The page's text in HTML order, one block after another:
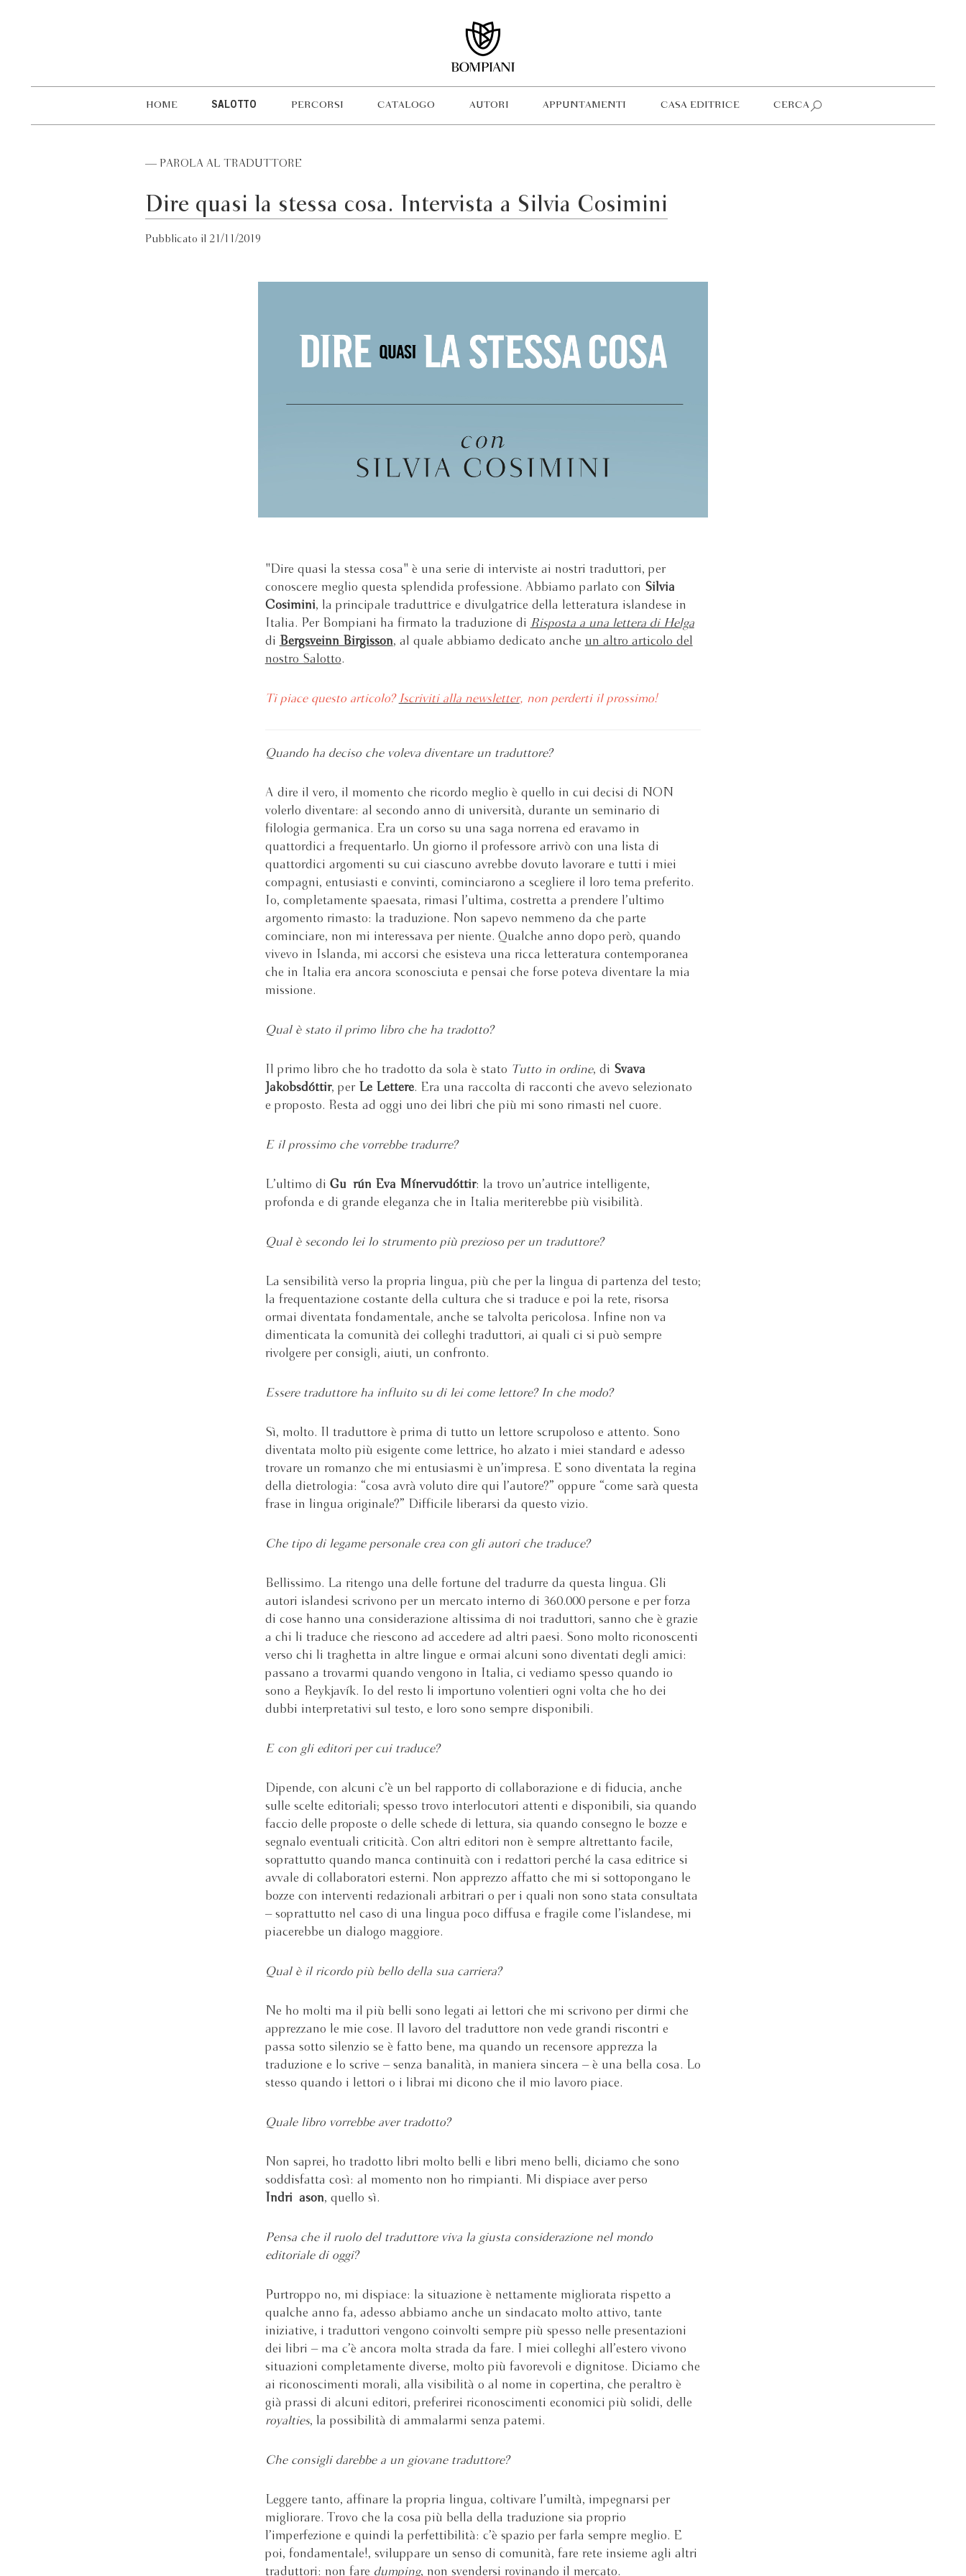
HOME SALOTTO PERCORSI CATALOGO AUTORI APPUNTAMENTI CASA EDITRICE CERCA
— PAROLA AL TRADUTTORE
Dire quasi la stessa cosa. Intervista a Silvia Cosimini
Pubblicato il 21/11/2019
"Dire quasi la stessa cosa" è una serie di interviste ai nostri traduttori, per
conoscere meglio questa splendida professione. Abbiamo parlato con Silvia
Cosimini, la principale traduttrice e divulgatrice della letteratura islandese in
Italia. Per Bompiani ha firmato la traduzione di Risposta a una lettera di Helga
di
Bergsveinn Birgisson, al quale abbiamo dedicato anche un altro articolo del
nostro Salotto.
Ti piace questo articolo? Iscriviti alla newsletter, non perderti il prossimo!
Quando ha deciso che voleva diventare un traduttore?
A dire il vero, il momento che ricordo meglio è quello in cui decisi di NON
volerlo diventare: al secondo anno di università, durante un seminario di
filologia germanica. Era un corso su una saga norrena ed eravamo in
quattordici a frequentarlo. Un giorno il professore arrivò con una lista di
quattordici argomenti su cui ciascuno avrebbe dovuto lavorare e tutti i miei
compagni, entusiasti e convinti, cominciarono a scegliere il loro tema preferito.
Io, completamente spaesata, rimasi l’ultima, costretta a prendere l’ultimo
argomento rimasto: la traduzione. Non sapevo nemmeno da che parte
cominciare, non mi interessava per niente. Qualche anno dopo però, quando
vivevo in Islanda, mi accorsi che esisteva una ricca letteratura contemporanea
che in Italia era ancora sconosciuta e pensai che forse poteva diventare la mia
missione.
Qual è stato il primo libro che ha tradotto?
Il primo libro che ho tradotto da sola è stato Tutto in ordine, di Svava
Jakobsdóttir, per Le Lettere. Era una raccolta di racconti che avevo selezionato
e proposto. Resta ad oggi uno dei libri che più mi sono rimasti nel cuore.
E il prossimo che vorrebbe tradurre?
L’ultimo di Guðrún Eva Mínervudóttir: la trovo un’autrice intelligente,
profonda e di grande eleganza che in Italia meriterebbe più visibilità.
Qual è secondo lei lo strumento più prezioso per un traduttore?
La sensibilità verso la propria lingua, più che per la lingua di partenza del testo;
la frequentazione costante della cultura che si traduce e poi la rete, risorsa
ormai diventata fondamentale, anche se talvolta pericolosa. Infine non va
dimenticata la comunità dei colleghi traduttori, ai quali ci si può sempre
rivolgere per consigli, aiuti, un confronto.
Essere traduttore ha influito su di lei come lettore? In che modo?
Sì, molto. Il traduttore è prima di tutto un lettore scrupoloso e attento. Sono
diventata molto più esigente come lettrice, ho alzato i miei standard e adesso
trovare un romanzo che mi entusiasmi è un’impresa. E sono diventata la regina
della dietrologia: “cosa avrà voluto dire qui l’autore?” oppure “come sarà questa
frase in lingua originale?” Difficile liberarsi da questo vizio.
Che tipo di legame personale crea con gli autori che traduce?
Bellissimo. La ritengo una delle fortune del tradurre da questa lingua. Gli
autori islandesi scrivono per un mercato interno di 360.000 persone e per forza
di cose hanno una considerazione altissima di noi traduttori, sanno che è grazie
a chi li traduce che riescono ad accedere ad altri paesi. Sono molto riconoscenti
verso chi li traghetta in altre lingue e ormai alcuni sono diventati degli amici:
passano a trovarmi quando vengono in Italia, ci vediamo spesso quando io
sono a Reykjavík. Io del resto li importuno volentieri ogni volta che ho dei
dubbi interpretativi sul testo, e loro sono sempre disponibili.
E con gli editori per cui traduce?
Dipende, con alcuni c’è un bel rapporto di collaborazione e di fiducia, anche
sulle scelte editoriali; spesso trovo interlocutori attenti e disponibili, sia quando
faccio delle proposte o delle schede di lettura, sia quando consegno le bozze e
segnalo eventuali criticità. Con altri editori non è sempre altrettanto facile,
soprattutto quando manca continuità con i redattori perché la casa editrice si
avvale di collaboratori esterni. Non apprezzo affatto che mi si sottopongano le
bozze con interventi redazionali arbitrari o per i quali non sono stata consultata
– soprattutto nel caso di una lingua poco diffusa e fragile come l’islandese, mi
piacerebbe un dialogo maggiore.
Qual è il ricordo più bello della sua carriera?
Ne ho molti ma il più belli sono legati ai lettori che mi scrivono per dirmi che
apprezzano le mie cose. Il lavoro del traduttore non vede grandi riscontri e
passa sotto silenzio se è fatto bene, ma quando un recensore apprezza la
traduzione e lo scrive – senza banalità, in maniera sincera – è una bella cosa. Lo
stesso quando i lettori o i librai mi dicono che il mio lavoro piace.
Quale libro vorrebbe aver tradotto?
Non saprei, ho tradotto libri molto belli e libri meno belli, diciamo che sono
soddisfatta così: al momento non ho rimpianti. Mi dispiace aver perso
Indriðason, quello sì.
Pensa che il ruolo del traduttore viva la giusta considerazione nel mondo
editoriale di oggi?
Purtroppo no, mi dispiace: la situazione è nettamente migliorata rispetto a
qualche anno fa, adesso abbiamo anche un sindacato molto attivo, tante
iniziative, i traduttori vengono coinvolti sempre più spesso nelle presentazioni
dei libri – ma c’è ancora molta strada da fare. I miei colleghi all’estero vivono
situazioni completamente diverse, molto più favorevoli e dignitose. Diciamo che
ai riconoscimenti morali, alla visibilità o al nome in copertina, che peraltro è
già prassi di alcuni editori, preferirei riconoscimenti economici più solidi, delle
royalties, la possibilità di ammalarmi senza patemi.
Che consigli darebbe a un giovane traduttore?
Leggere tanto, affinare la propria lingua, coltivare l’umiltà, impegnarsi per
migliorare. Trovo che la cosa più bella della traduzione sia proprio
l’imperfezione e quindi la perfettibilità: c’è spazio per farla sempre meglio. E
poi, fondamentale!, sviluppare un senso di comunità, fare rete insieme agli altri
traduttori: non fare dumping, non svendersi rovinando il mercato.